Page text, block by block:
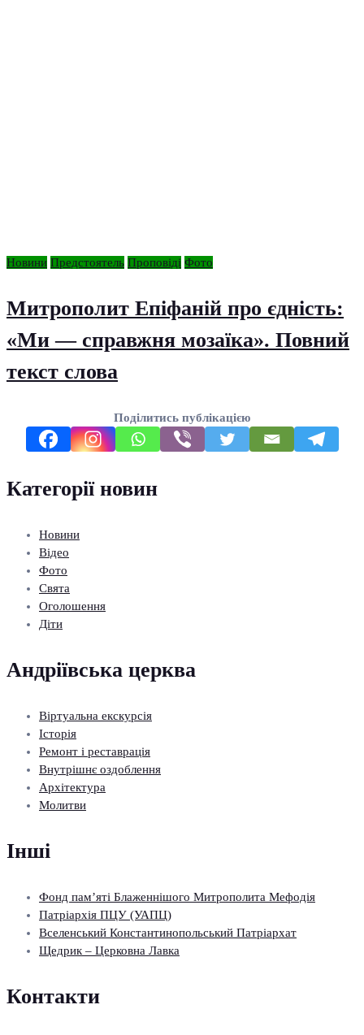
Новини Предстоятель Проповіді Фото
Митрополит Епіфаній про єдність:
«Ми — справжня мозаїка». Повний
текст слова
Поділитись публікацією
Категорії новин
Новини
Відео
Фото
Свята
Оголошення
Діти
Андріївська церква
Віртуальна екскурсія
Історія
Ремонт і реставрація
Внутрішнє оздоблення
Архітектура
Молитви
Інші
Фонд пам’яті Блаженнішого Митрополита Мефодія
Патріархія ПЦУ (УАПЦ)
Вселенський Константинопольський Патріархат
Щедрик – Церковна Лавка
Контакти